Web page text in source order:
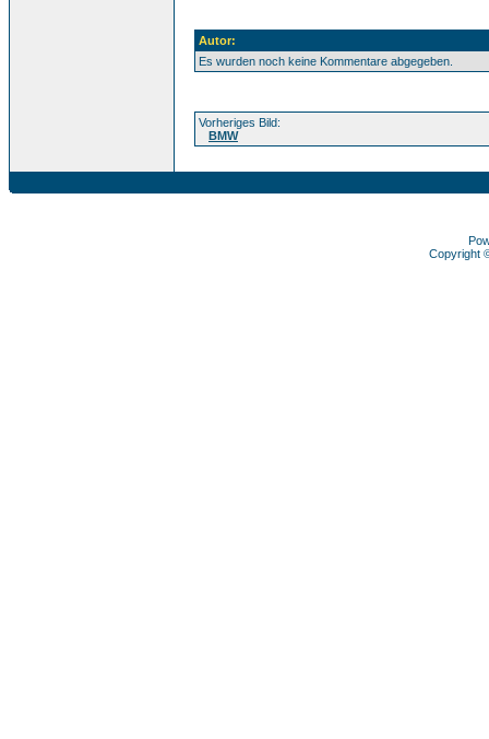
Autor:
Es wurden noch keine Kommentare abgegeben.
Vorheriges Bild:
BMW
Copyright